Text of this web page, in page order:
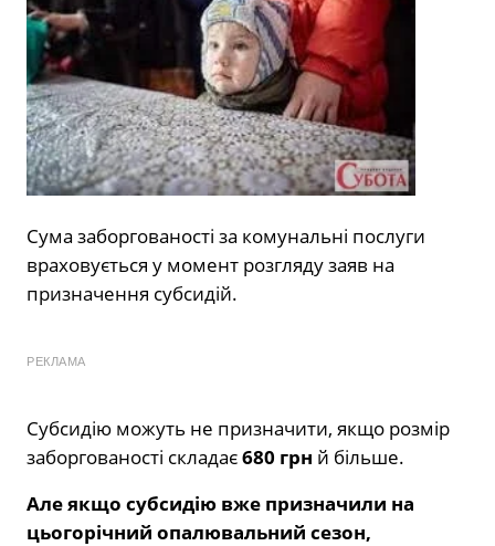
Сума заборгованості за комунальні послуги
враховується у момент розгляду заяв на
призначення субсидій.
РЕКЛАМА
Субсидію можуть не призначити, якщо розмір
заборгованості складає680 грн й більше.
Але якщо субсидію вже призначили на
цьогорічний опалювальний сезон,